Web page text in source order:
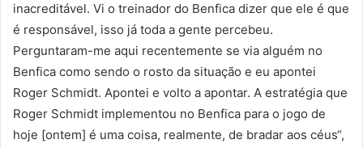
inacreditável. Vi o treinador do Benfica dizer que ele é que
é responsável, isso já toda a gente percebeu.
Perguntaram-me aqui recentemente se via alguém no
Benfica como sendo o rosto da situação e eu apontei
Roger Schmidt. Apontei e volto a apontar. A estratégia que
Roger Schmidt implementou no Benfica para o jogo de
hoje [ontem] é uma coisa, realmente, de bradar aos céus“,